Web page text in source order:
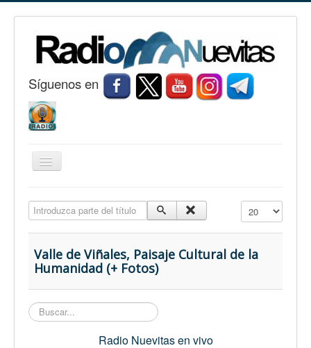
Síguenos en
Cambiar
Nuevitas
Conozca Nuevitas
Fotorreportaje
Opinión
Introduzca parte del título Cantidad a
Valle de Viñales, Paisaje Cultural de la
Humanidad (+ Fotos)
Buscar...
Radio Nuevitas en vivo